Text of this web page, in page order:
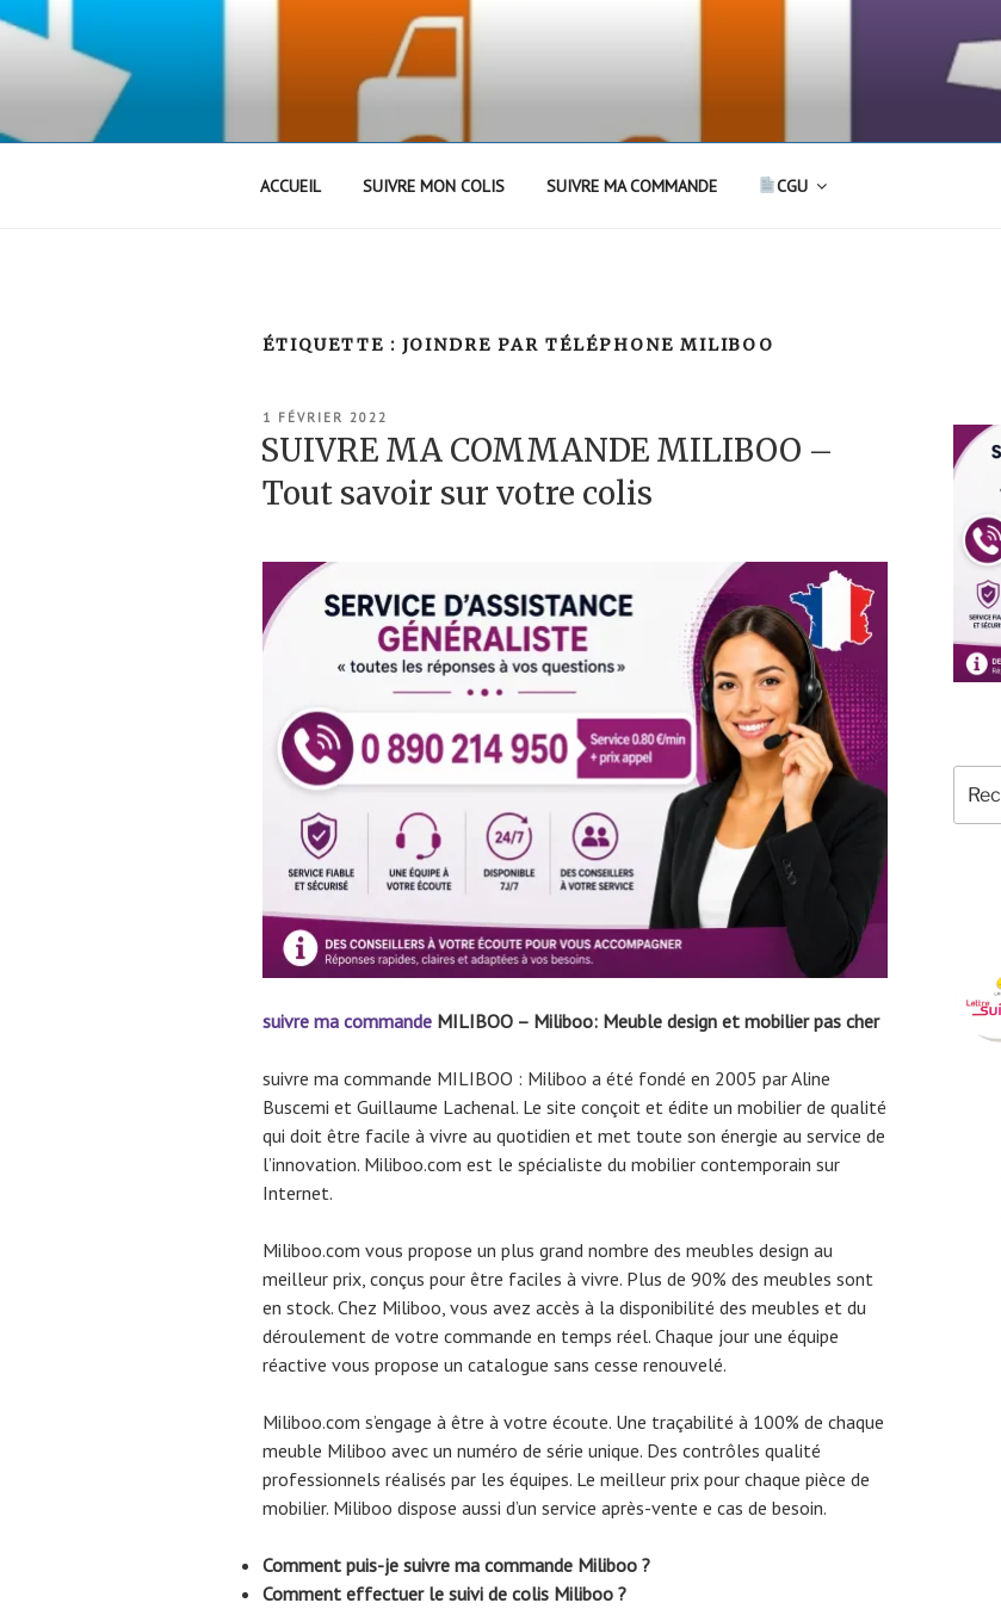
Aller
ACCUEIL SUIVRE MON COLIS SUIVRE MA COMMANDE CGU
ÉTIQUETTE : JOINDRE PAR TÉLÉPHONE MILIBOO
PUBLIÉ
LE
1 FÉVRIER 2022
SUIVRE MA COMMANDE MILIBOO –
Tout savoir sur votre colis
suivre ma commande MILIBOO – Miliboo: Meuble design et mobilier pas cher
suivre ma commande MILIBOO : Miliboo a été fondé en 2005 par Aline
Buscemi et Guillaume Lachenal. Le site conçoit et édite un mobilier de qualité
qui doit être facile à vivre au quotidien et met toute son énergie au service de
l’innovation. Miliboo.com est le spécialiste du mobilier contemporain sur
Internet.
Miliboo.com vous propose un plus grand nombre des meubles design au
meilleur prix, conçus pour être faciles à vivre. Plus de 90% des meubles sont
en stock. Chez Miliboo, vous avez accès à la disponibilité des meubles et du
déroulement de votre commande en temps réel. Chaque jour une équipe
réactive vous propose un catalogue sans cesse renouvelé.
Miliboo.com s’engage à être à votre écoute. Une traçabilité à 100% de chaque
meuble Miliboo avec un numéro de série unique. Des contrôles qualité
professionnels réalisés par les équipes. Le meilleur prix pour chaque pièce de
mobilier. Miliboo dispose aussi d’un service après-vente e cas de besoin.
Comment puis-je suivre ma commande Miliboo ?
Comment effectuer le suivi de colis Miliboo ?
pour